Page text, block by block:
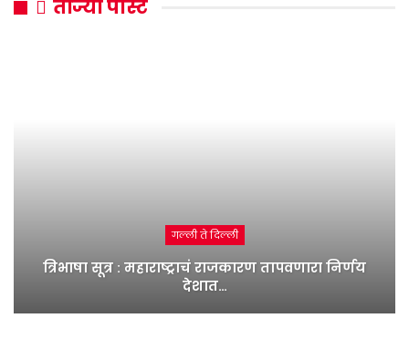
ताज्या पोस्ट
गल्ली ते दिल्ली
त्रिभाषा सूत्र : महाराष्ट्राचं राजकारण तापवणारा निर्णय
देशात…